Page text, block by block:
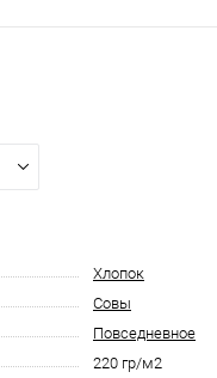
Хлопок
Совы
Повседневное
220 гр/м2